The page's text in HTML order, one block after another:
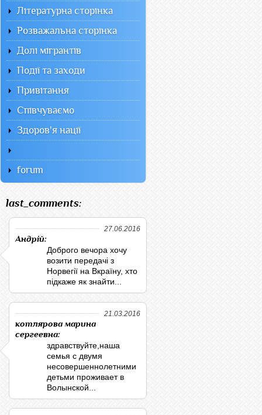
Літературна сторінка
Розважальна сторінка
Долі мігрантів
Події та заходи
Привітання
Співчуваємо
Здоров'я нації
forum
last_comments:
27.06.2016
Андрій:
Доброго вечора хочу
возити передачі з
Норвегії на Вкраїну, хто
підкаже як знайти...
21.03.2016
котлярова марина
сергеевна:
здравствуйте,наша
семья с двумя
несовершеннолетними
детьми проживает в
Волынской...